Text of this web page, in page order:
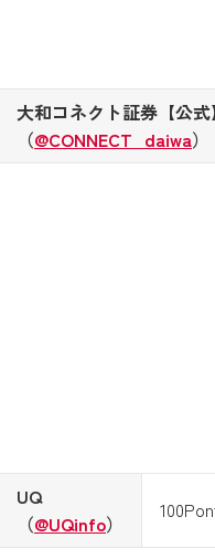
大和コネクト証券【公
（@CONNECT_daiwa）
UQ
（@UQinfo）